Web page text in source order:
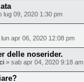
lug 09, 2020 1:30 pm
lun apr 06, 2020 12:08 pm
delle noserider.
» sab apr 04, 2020 9:18 am